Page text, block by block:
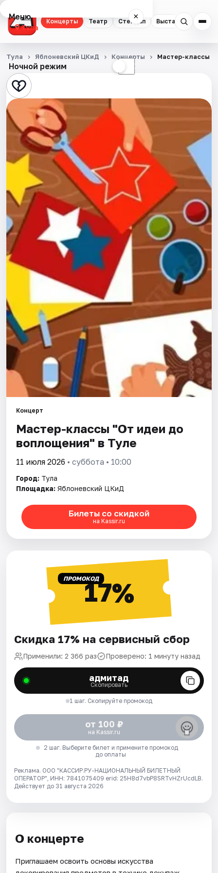
Концерты Театр Стендап Выставки
Меню ×
Тула
Концерты
Театр
Стендап
Выставки
Квесты
Экскурсии
Спорт
События
Города
Площадки
Рейтинги
Ночной режим ☾
Тула Яблоневский ЦКиД Концерты Мастер-классы
Концерт
Мастер-классы "От идеи до
воплощения" в Туле
11 июля 2026 • суббота • 10:00
Город: Тула
Площадка: Яблоневский ЦКиД
Билеты со скидкой
на Kassir.ru
ПРОМОКОД17%
Скидка 17% на сервисный сбор
Применили: 2 366 раз Проверено: 1 минуту назад
адмитад
Скопировать
1 шаг. Скопируйте промокод
от 100 ₽
на Kassir.ru
2 шаг. Выберите билет и примените промокод
до оплаты
Реклама. ООО "КАССИР.РУ-НАЦИОНАЛЬНЫЙ БИЛЕТНЫЙ
ОПЕРАТОР", ИНН: 7841075409 erid: 25H8d7vbP8SRTvHZrUcdLB.
Действует до 31 августа 2026
О концерте
Приглашаем освоить основы искусства